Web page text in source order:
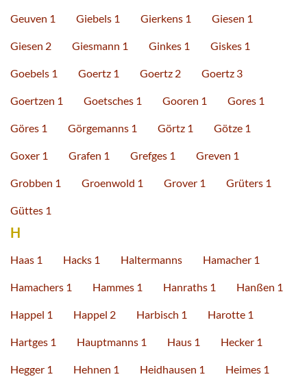
Geuven 1 Giebels 1 Gierkens 1 Giesen 1
Giesen 2 Giesmann 1 Ginkes 1 Giskes 1
Goebels 1 Goertz 1 Goertz 2 Goertz 3
Goertzen 1 Goetsches 1 Gooren 1 Gores 1
Göres 1 Görgemanns 1 Görtz 1 Götze 1
Goxer 1 Grafen 1 Grefges 1 Greven 1
Grobben 1 Groenwold 1 Grover 1 Grüters 1
Güttes 1
H
Haas 1 Hacks 1 Haltermanns Hamacher 1
Hamachers 1 Hammes 1 Hanraths 1 Hanßen 1
Happel 1 Happel 2 Harbisch 1 Harotte 1
Hartges 1 Hauptmanns 1 Haus 1 Hecker 1
Hegger 1 Hehnen 1 Heidhausen 1 Heimes 1